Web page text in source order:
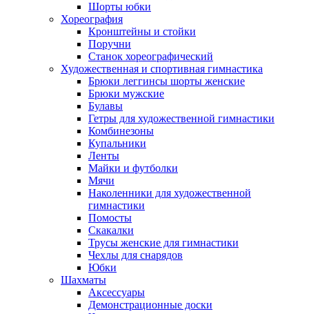
Шорты юбки
Хореография
Кронштейны и стойки
Поручни
Станок хореографический
Художественная и спортивная гимнастика
Брюки леггинсы шорты женские
Брюки мужские
Булавы
Гетры для художественной гимнастики
Комбинезоны
Купальники
Ленты
Майки и футболки
Мячи
Наколенники для художественной
гимнастики
Помосты
Скакалки
Трусы женские для гимнастики
Чехлы для снарядов
Юбки
Шахматы
Аксессуары
Демонстрационные доски